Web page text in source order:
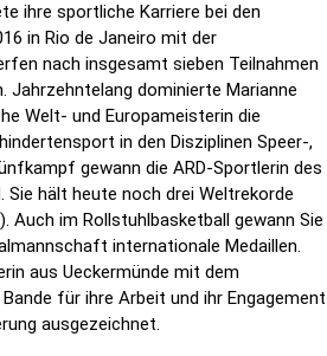
ihre sportliche Karriere bei den
in Rio de Janeiro mit der
nach insgesamt sieben Teilnahmen
Jahrzehntelang dominierte Marianne
Welt- und Europameisterin die
in den Disziplinen Speer-,
gewann die ARD-Sportlerin des
Sie hält heute noch drei Weltrekorde
Auch im Rollstuhlbasketball gewann Sie
internationale Medaillen.
aus Ueckermünde mit dem
für ihre Arbeit und ihr Engagement
ausgezeichnet.